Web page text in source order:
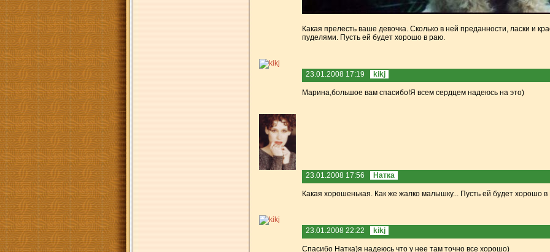
Какая прелесть ваше девочка. Сколько в ней преданности, ласки и
пуделями. Пусть ей будет хорошо в раю.
23.01.2008 17:19 kikj
Марина,большое вам спасибо!Я всем сердцем надеюсь на это)
23.01.2008 17:56 Натка
Какая хорошенькая. Как же жалко малышку... Пусть ей будет хорошо
23.01.2008 22:22 kikj
Спасибо Натка)я надеюсь что у нее там точно все хорошо)